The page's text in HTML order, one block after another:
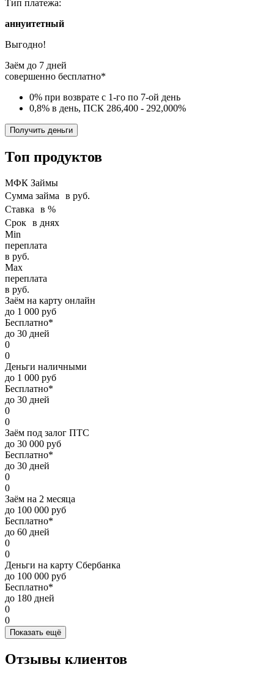
Тип платежа:
аннуитетный
Выгодно!
Заём до 7 дней
совершенно бесплатно*
0% при возврате с 1-го по 7-ой день
0,8% в день, ПСК 286,400 - 292,000%
Получить деньги
Топ продуктов
МФК Займы
Сумма займа в руб.
Ставка в %
Срок в днях
Min
переплата
в руб.
Max
переплата
в руб.
Заём на карту онлайн
до 1 000 руб
Бесплатно*
до 30 дней
0
0
Деньги наличными
до 1 000 руб
Бесплатно*
до 30 дней
0
0
Заём под залог ПТС
до 30 000 руб
Бесплатно*
до 30 дней
0
0
Заём на 2 месяца
до 100 000 руб
Бесплатно*
до 60 дней
0
0
Деньги на карту Сбербанка
до 100 000 руб
Бесплатно*
до 180 дней
0
0
Показать ещё
Отзывы клиентов